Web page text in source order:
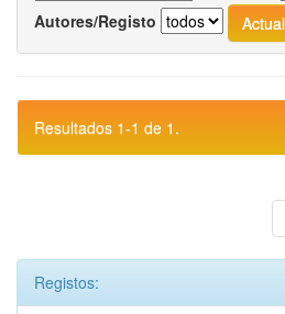
Autores/Registo
Resultados 1-1 de 1.
Registos: